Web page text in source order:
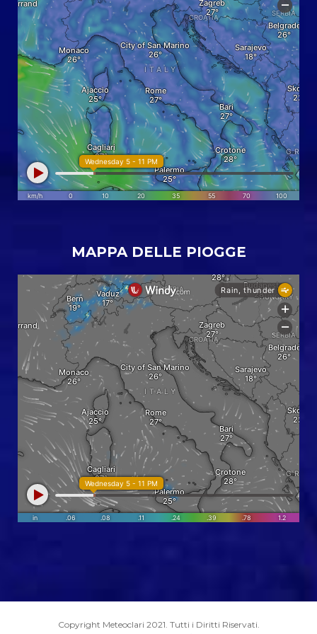
MAPPA DELLE PIOGGE
Copyright Meteoclari 2021. Tutti i Diritti Riservati.